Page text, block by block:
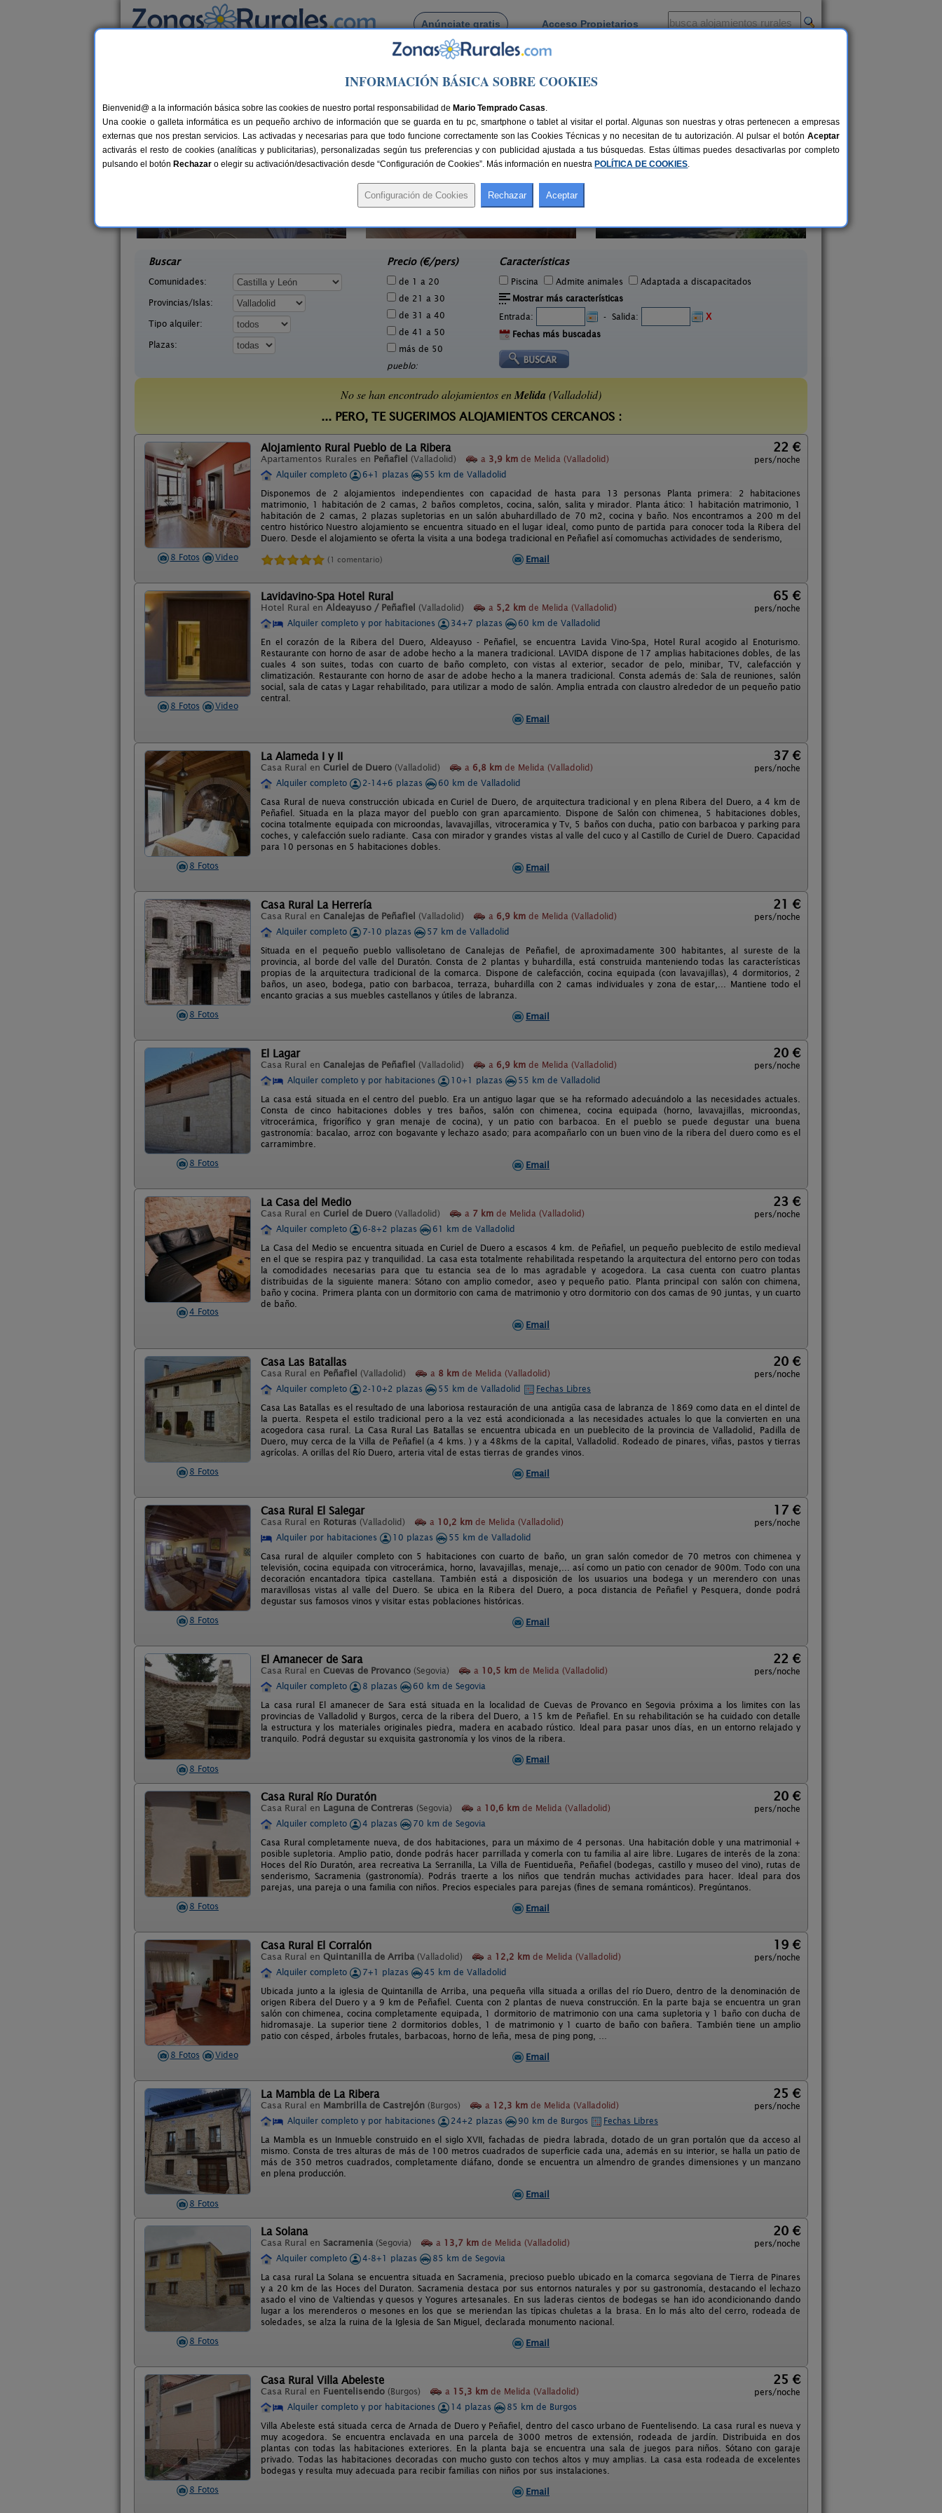
Anúnciate gratis Acceso Propietarios
Busca por pueblo
Casas Rurales cerca de Melida
30 €
Casas Cavas
Quintanilla de Onésimo
Buscar
Comunidades:
Provincias/Islas:
Tipo alquiler:
Plazas:
Precio (€/pers)
de 1 a 20
de 21 a 30
de 31 a 40
de 41 a 50
más de 50
pueblo:
Características
Piscina Admite animales
Adaptada a discapacitados
Mostrar más características
Entrada:
- Salida:
X
Fechas más buscadas
No se han encontrado alojamientos enMelida (Valladolid)
... PERO, TE SUGERIMOS ALOJAMIENTOS CERCANOS :
8 Fotos Video
Alojamiento Rural Pueblo de La Ribera
Apartamentos Rurales en Peñafiel (Valladolid) a 3,9 km de Melida (Valladolid)
22 €
pers/noche
Alquiler completo
6+1 plazas
55 km de Valladolid
Disponemos de 2 alojamientos independientes con capacidad de hasta para 13 personas Planta primera: 2 habitaciones
matrimonio, 1 habitación de 2 camas, 2 baños completos, cocina, salón, salita y mirador. Planta ático: 1 habitación matrimonio, 1
habitación de 2 camas, 2 plazas supletorias en un salón abuhardillado de 70 m2, cocina y baño. Nos encontramos a 200 m del
centro histórico Nuestro alojamiento se encuentra situado en el lugar ideal, como punto de partida para conocer toda la Ribera del
Duero. Desde el alojamiento se oferta la visita a una bodega tradicional en Peñafiel así comomuchas actividades de senderismo,
(1 comentario) Email
8 Fotos Video
Lavidavino-Spa Hotel Rural
Hotel Rural en Aldeayuso / Peñafiel (Valladolid) a 5,2 km de Melida (Valladolid)
65 €
pers/noche
Alquiler completo y por habitaciones
34+7 plazas
60 km de Valladolid
En el corazón de la Ribera del Duero, Aldeayuso - Peñafiel, se encuentra Lavida Vino-Spa, Hotel Rural acogido al Enoturismo.
Restaurante con horno de asar de adobe hecho a la manera tradicional. LAVIDA dispone de 17 amplias habitaciones dobles, de las
cuales 4 son suites, todas con cuarto de baño completo, con vistas al exterior, secador de pelo, minibar, TV, calefacción y
climatización. Restaurante con horno de asar de adobe hecho a la manera tradicional. Consta además de: Sala de reuniones, salón
social, sala de catas y Lagar rehabilitado, para utilizar a modo de salón. Amplia entrada con claustro alrededor de un pequeño patio
central.
Email
8 Fotos
La Alameda I y II
Casa Rural en Curiel de Duero (Valladolid) a 6,8 km de Melida (Valladolid)
37 €
pers/noche
Alquiler completo
2-14+6 plazas
60 km de Valladolid
Casa Rural de nueva construcción ubicada en Curiel de Duero, de arquitectura tradicional y en plena Ribera del Duero, a 4 km de
Peñafiel. Situada en la plaza mayor del pueblo con gran aparcamiento. Dispone de Salón con chimenea, 5 habitaciones dobles,
cocina totalmente equipada con microondas, lavavajillas, vitroceramica y Tv, 5 baños con ducha, patio con barbacoa y parking para
coches, y calefacción suelo radiante. Casa con mirador y grandes vistas al valle del cuco y al Castillo de Curiel de Duero. Capacidad
para 10 personas en 5 habitaciones dobles.
Email
8 Fotos
Casa Rural La Herrería
Casa Rural en Canalejas de Peñafiel (Valladolid) a 6,9 km de Melida (Valladolid)
21 €
pers/noche
Alquiler completo
7-10 plazas
57 km de Valladolid
Situada en el pequeño pueblo vallisoletano de Canalejas de Peñafiel, de aproximadamente 300 habitantes, al sureste de la
provincia, al borde del valle del Duratón. Consta de 2 plantas y buhardilla, está construida manteniendo todas las características
propias de la arquitectura tradicional de la comarca. Dispone de calefacción, cocina equipada (con lavavajillas), 4 dormitorios, 2
baños, un aseo, bodega, patio con barbacoa, terraza, buhardilla con 2 camas individuales y zona de estar,... Mantiene todo el
encanto gracias a sus muebles castellanos y útiles de labranza.
Email
8 Fotos
El Lagar
Casa Rural en Canalejas de Peñafiel (Valladolid) a 6,9 km de Melida (Valladolid)
20 €
pers/noche
Alquiler completo y por habitaciones
10+1 plazas
55 km de Valladolid
La casa está situada en el centro del pueblo. Era un antiguo lagar que se ha reformado adecuándolo a las necesidades actuales.
Consta de cinco habitaciones dobles y tres baños, salón con chimenea, cocina equipada (horno, lavavajillas, microondas,
vitrocerámica, frigorífico y gran menaje de cocina), y un patio con barbacoa. En el pueblo se puede degustar una buena
gastronomía: bacalao, arroz con bogavante y lechazo asado; para acompañarlo con un buen vino de la ribera del duero como es el
carramimbre.
Email
4 Fotos
La Casa del Medio
Casa Rural en Curiel de Duero (Valladolid) a 7 km de Melida (Valladolid)
23 €
pers/noche
Alquiler completo
6-8+2 plazas
61 km de Valladolid
La Casa del Medio se encuentra situada en Curiel de Duero a escasos 4 km. de Peñafiel, un pequeño pueblecito de estilo medieval
en el que se respira paz y tranquilidad. La casa esta totalmente rehabilitada respetando la arquitectura del entorno pero con todas
la comodidades necesarias para que tu estancia sea de lo mas agradable y acogedora. La casa cuenta con cuatro plantas
distribuidas de la siguiente manera: Sótano con amplio comedor, aseo y pequeño patio. Planta principal con salón con chimena,
baño y cocina. Primera planta con un dormitorio con cama de matrimonio y otro dormitorio con dos camas de 90 juntas, y un cuarto
de baño.
Email
8 Fotos
Casa Las Batallas
Casa Rural en Peñafiel (Valladolid) a 8 km de Melida (Valladolid)
20 €
pers/noche
Alquiler completo
2-10+2 plazas 55 km de Valladolid
Fechas Libres
Casa Las Batallas es el resultado de una laboriosa restauración de una antigüa casa de labranza de 1869 como data en el dintel de
la puerta. Respeta el estilo tradicional pero a la vez está acondicionada a las necesidades actuales lo que la convierten en una
acogedora casa rural. La Casa Rural Las Batallas se encuentra ubicada en un pueblecito de la provincia de Valladolid, Padilla de
Duero, muy cerca de la Villa de Peñafiel (a 4 kms. ) y a 48kms de la capital, Valladolid. Rodeado de pinares, viñas, pastos y tierras
agrícolas. A orillas del Río Duero, arteria vital de estas tierras de grandes vinos.
Email
8 Fotos
Casa Rural El Salegar
Casa Rural en Roturas (Valladolid) a 10,2 km de Melida (Valladolid)
17 €
pers/noche
Alquiler por habitaciones
10 plazas
55 km de Valladolid
Casa rural de alquiler completo con 5 habitaciones con cuarto de baño, un gran salón comedor de 70 metros con chimenea y
televisión, cocina equipada con vitrocerámica, horno, lavavajillas, menaje,... así como un patio con cenador de 900m. Todo con una
decoración encantadora típica castellana. También está a disposición de los usuarios una bodega y un merendero con unas
maravillosas vistas al valle del Duero. Se ubica en la Ribera del Duero, a poca distancia de Peñafiel y Pesquera, donde podrá
degustar sus famosos vinos y visitar estas poblaciones históricas.
Email
8 Fotos
El Amanecer de Sara
Casa Rural en Cuevas de Provanco (Segovia) a 10,5 km de Melida (Valladolid)
22 €
pers/noche
Alquiler completo
8 plazas
60 km de Segovia
La casa rural El amanecer de Sara está situada en la localidad de Cuevas de Provanco en Segovia próxima a los limites con las
provincias de Valladolid y Burgos, cerca de la ribera del Duero, a 15 km de Peñafiel. En su rehabilitación se ha cuidado con detalle
la estructura y los materiales originales piedra, madera en acabado rústico. Ideal para pasar unos días, en un entorno relajado y
tranquilo. Podrá degustar su exquisita gastronomía y los vinos de la ribera.
Email
8 Fotos
Casa Rural Río Duratón
Casa Rural en Laguna de Contreras (Segovia) a 10,6 km de Melida (Valladolid)
20 €
pers/noche
Alquiler completo
4 plazas
70 km de Segovia
Casa Rural completamente nueva, de dos habitaciones, para un máximo de 4 personas. Una habitación doble y una matrimonial +
posible supletoria. Amplio patio, donde podrás hacer parrillada y comerla con tu familia al aire libre. Lugares de interés de la zona:
Hoces del Río Duratón, area recreativa La Serranilla, La Villa de Fuentidueña, Peñafiel (bodegas, castillo y museo del vino), rutas de
senderismo, Sacramenia (gastronomía). Podrás traerte a los niños que tendrán muchas actividades para hacer. Ideal para dos
parejas, una pareja o una familia con niños. Precios especiales para parejas (fines de semana románticos). Pregúntanos.
Email
8 Fotos Video
Casa Rural El Corralón
Casa Rural en Quintanilla de Arriba (Valladolid) a 12,2 km de Melida (Valladolid)
19 €
pers/noche
Alquiler completo
7+1 plazas
45 km de Valladolid
Ubicada junto a la iglesia de Quintanilla de Arriba, una pequeña villa situada a orillas del río Duero, dentro de la denominación de
origen Ribera del Duero y a 9 km de Peñafiel. Cuenta con 2 plantas de nueva construcción. En la parte baja se encuentra un gran
salón con chimenea, cocina completamente equipada, 1 dormitorio de matrimonio con una cama supletoria y 1 baño con ducha de
hidromasaje. La superior tiene 2 dormitorios dobles, 1 de matrimonio y 1 cuarto de baño con bañera. También tiene un amplio
patio con césped, árboles frutales, barbacoas, horno de leña, mesa de ping pong, …
Email
8 Fotos
La Mambla de La Ribera
Casa Rural en Mambrilla de Castrejón (Burgos) a 12,3 km de Melida (Valladolid)
25 €
pers/noche
Alquiler completo y por habitaciones
24+2 plazas 90 km de Burgos
Fechas Libres
La Mambla es un Inmueble construido en el siglo XVII, fachadas de piedra labrada, dotado de un gran portalón que da acceso al
mismo. Consta de tres alturas de más de 100 metros cuadrados de superficie cada una, además en su interior, se halla un patio de
más de 350 metros cuadrados, completamente diáfano, donde se encuentra un almendro de grandes dimensiones y un manzano
en plena producción.
Email
8 Fotos
La Solana
Casa Rural en Sacramenia (Segovia) a 13,7 km de Melida (Valladolid)
20 €
pers/noche
Alquiler completo
4-8+1 plazas
85 km de Segovia
La casa rural La Solana se encuentra situada en Sacramenia, precioso pueblo ubicado en la comarca segoviana de Tierra de Pinares
y a 20 km de las Hoces del Duraton. Sacramenia destaca por sus entornos naturales y por su gastronomía, destacando el lechazo
asado el vino de Valtiendas y quesos y Yogures artesanales. En sus laderas cientos de bodegas se han ido acondicionando dando
lugar a los merenderos o mesones en los que se meriendan las típicas chuletas a la brasa. En lo más alto del cerro, rodeada de
soledades, se alza la ruina de la Iglesia de San Miguel, declarada monumento nacional.
Email
8 Fotos
Casa Rural Villa Abeleste
Casa Rural en Fuentelisendo (Burgos) a 15,3 km de Melida (Valladolid)
25 €
pers/noche
Alquiler completo y por habitaciones
14 plazas
85 km de Burgos
Villa Abeleste está situada cerca de Arnada de Duero y Peñafiel, dentro del casco urbano de Fuentelisendo. La casa rural es nueva y
muy acogedora. Se encuentra enclavada en una parcela de 3000 metros de extensión, rodeada de jardín. Distribuida en dos
plantas con todas las habitaciones exteriores. En la planta baja se encuentra una sala de juegos para niños. Sótano con garaje
privado. Todas las habitaciones decoradas con mucho gusto con techos altos y muy amplias. La casa esta rodeada de excelentes
bodegas y resulta muy adecuada para recibir familias con niños por sus instalaciones.
Email
INFORMACIÓN BÁSICA SOBRE COOKIES
Bienvenid@ a la información básica sobre las cookies de nuestro portal responsabilidad de Mario Temprado Casas.
Una cookie o galleta informática es un pequeño archivo de información que se guarda en tu pc, smartphone o tablet al visitar el portal. Algunas son nuestras y otras pertenecen a empresas
externas que nos prestan servicios. Las activadas y necesarias para que todo funcione correctamente son las Cookies Técnicas y no necesitan de tu autorización. Al pulsar el botón Aceptar
activarás el resto de cookies (analíticas y publicitarias), personalizadas según tus preferencias y con publicidad ajustada a tus búsquedas. Estas últimas puedes desactivarlas por completo
pulsando el botón Rechazar o elegir su activación/desactivación desde “Configuración de Cookies”. Más información en nuestra POLÍTICA DE COOKIES.